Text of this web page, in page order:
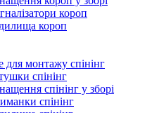
короп
короп
для монтажу спінінг
спінінг
спінінг у зборі
спінінг